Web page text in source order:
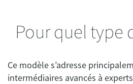
Pour quel type
Ce modèle s’adresse
intermédiaires avancés à